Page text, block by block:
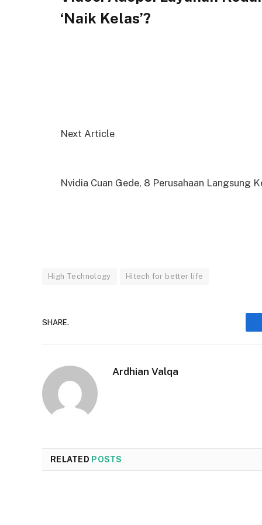
‘Naik Kelas’?
Next Article
Nvidia Cuan Gede, 8 Perusahaan Langsung
High Technology Hitech for better life
SHARE.
Ardhian Valqa
RELATED POSTS